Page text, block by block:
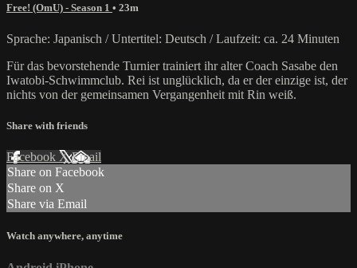
Free! (OmU) - Season 1 • 23m
Sprache: Japanisch / Untertitel: Deutsch / Laufzeit: ca. 24 Minuten
Für das bevorstehende Turnier trainiert ihr alter Coach Sasabe den
Iwatobi-Schwimmclub. Rei ist unglücklich, da er der einzige ist, der
nichts von der gemeinsamen Vergangenheit mit Rin weiß.
Share with friends
Facebook XEmail
Share on Facebook
Share on X
Share via Email
Watch anywhere, anytime